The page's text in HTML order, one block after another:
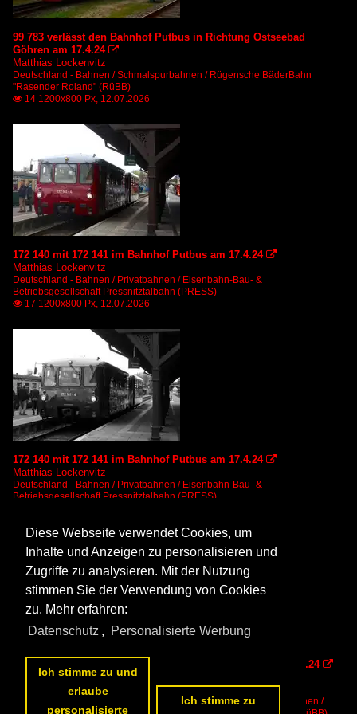
99 783 verlässt den Bahnhof Putbus in Richtung Ostseebad
Göhren am 17.4.24 
Matthias Lockenvitz
Deutschland - Bahnen / Schmalspurbahnen / Rügensche BäderBahn
"Rasender Roland" (RüBB)
 14 1200x800 Px, 12.07.2026
172 140 mit 172 141 im Bahnhof Putbus am 17.4.24 
Matthias Lockenvitz
Deutschland - Bahnen / Privatbahnen / Eisenbahn-Bau- &
Betriebsgesellschaft Pressnitztalbahn (PRESS)
 17 1200x800 Px, 12.07.2026
172 140 mit 172 141 im Bahnhof Putbus am 17.4.24 
Matthias Lockenvitz
Deutschland - Bahnen / Privatbahnen / Eisenbahn-Bau- &
Betriebsgesellschaft Pressnitztalbahn (PRESS)
99 783 und 172 140 mit 172 141 im Bahnhof Putbus am 17.4.24 
Matthias Lockenvitz
Deutschland - Bahnen / Privatbahnen / Eisenbahn-Bau- &
Betriebsgesellschaft Pressnitztalbahn (PRESS),Deutschland - Bahnen /
Diese Webseite verwendet Cookies, um
Inhalte und Anzeigen zu personalisieren und
Zugriffe zu analysieren. Mit der Nutzung
stimmen Sie der Verwendung von Cookies
zu. Mehr erfahren:
Datenschutz , Personalisierte Werbung
Ich stimme zu und
erlaube
personalisierte
Ich stimme zu